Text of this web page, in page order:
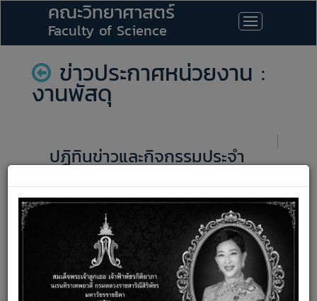
คณะวิทยาศาสตร์
Faculty of Science
ข่าวประกาศหน่วยงาน :
งานพัสดุ
ปฏิทินข่าวและกิจกรรมประจำ
August 2026
Tue Sat
Sun
1
3
4 5 6 7 8
9